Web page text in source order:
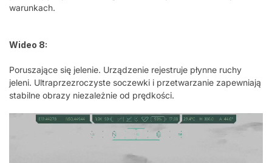
warunkach.
Wideo 8:
Poruszające się jelenie. Urządzenie rejestruje płynne ruchy
jeleni. Ultraprzezroczyste soczewki i przetwarzanie zapewniają
stabilne obrazy niezależnie od prędkości.